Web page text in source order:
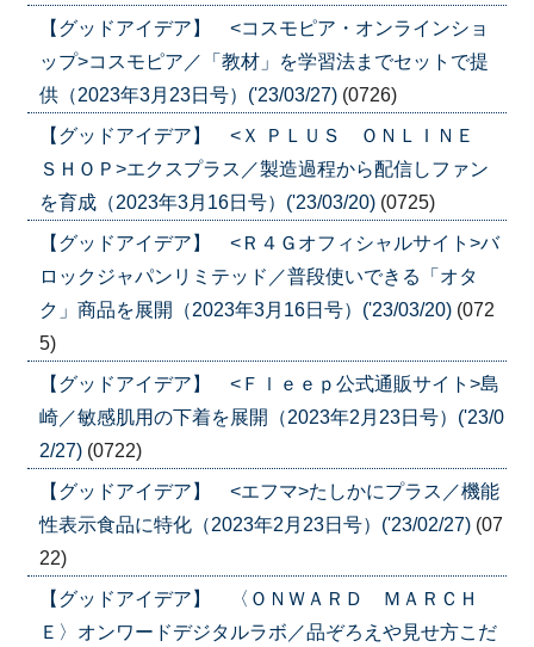
【グッドアイデア】 <コスモピア・オンラインショ
ップ>コスモピア／「教材」を学習法までセットで提
供（2023年3月23日号）('23/03/27) (0726)
【グッドアイデア】 <Ｘ ＰＬＵＳ ＯＮＬＩＮＥ
ＳＨＯＰ>エクスプラス／製造過程から配信しファン
を育成（2023年3月16日号）('23/03/20) (0725)
【グッドアイデア】 <Ｒ４Ｇオフィシャルサイト>バ
ロックジャパンリミテッド／普段使いできる「オタ
ク」商品を展開（2023年3月16日号）('23/03/20) (072
5)
【グッドアイデア】 <Ｆｌｅｅｐ公式通販サイト>島
崎／敏感肌用の下着を展開（2023年2月23日号）('23/0
2/27) (0722)
【グッドアイデア】 <エフマ>たしかにプラス／機能
性表示食品に特化（2023年2月23日号）('23/02/27) (07
22)
【グッドアイデア】 〈ＯＮＷＡＲＤ ＭＡＲＣＨ
Ｅ〉オンワードデジタルラボ／品ぞろえや見せ方こだ